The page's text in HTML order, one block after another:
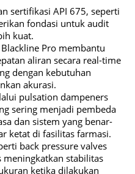
sertifikasi API 675, seperti
fondasi untuk audit
kuat.
Pro membantu
aliran secara real-time
dengan kebutuhan
akurasi.
pulsation dampeners
sering menjadi pembeda
dan sistem yang benar-
ketat di fasilitas farmasi.
back pressure valves
stabilitas
ketika dilakukan